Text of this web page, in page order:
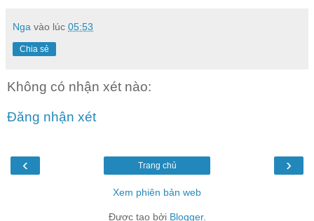
Nga vào lúc 05:53
Chia sẻ
Không có nhận xét nào:
Đăng nhận xét
‹ ›
Trang chủ
Xem phiên bản web
Được tạo bởi Blogger.